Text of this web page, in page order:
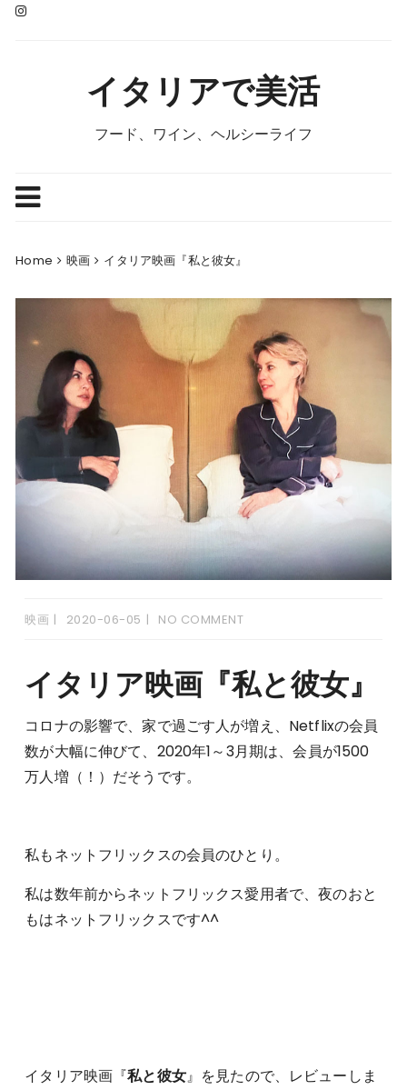
Skip
イタリアで美活
フード、ワイン、ヘルシーライフ
Home 映画 イタリア映画『私と彼女』
映画 2020-06-05 NO COMMENT
イタリア映画『私と彼女』
コロナの影響で、家で過ごす人が増え、Netflixの会員
数が大幅に伸びて、2020年1～3月期は、会員が1500
万人増（！）だそうです。
私もネットフリックスの会員のひとり。
私は数年前からネットフリックス愛用者で、夜のおと
もはネットフリックスです^^
イタリア映画『私と彼女』を見たので、レビューしま